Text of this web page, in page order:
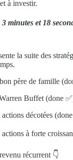
à investir.
minutes et 18
la suite des
père de famille
Buffet (done
décotées
à forte
récurrent 👇